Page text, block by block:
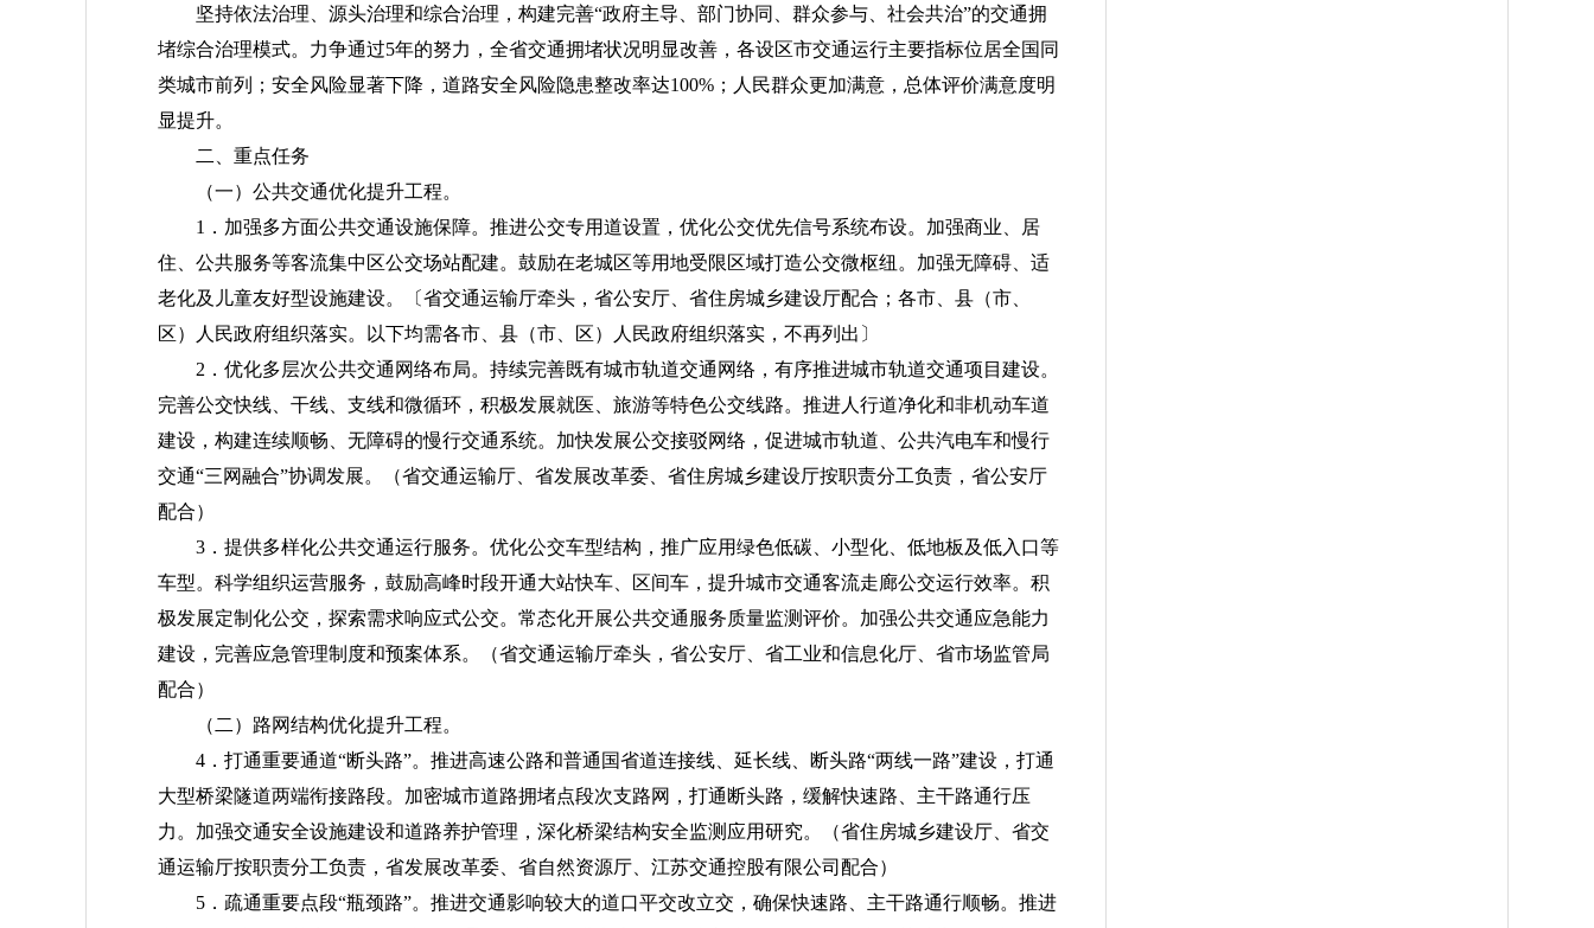
坚持依法治理、源头治理和综合治理，构建完善“政府主导、部门协同、群众参与、社会共治”的交通拥
堵综合治理模式。力争通过5年的努力，全省交通拥堵状况明显改善，各设区市交通运行主要指标位居全国同
类城市前列；安全风险显著下降，道路安全风险隐患整改率达100%；人民群众更加满意，总体评价满意度明
显提升。
二、重点任务
（一）公共交通优化提升工程。
1．加强多方面公共交通设施保障。推进公交专用道设置，优化公交优先信号系统布设。加强商业、居
住、公共服务等客流集中区公交场站配建。鼓励在老城区等用地受限区域打造公交微枢纽。加强无障碍、适
老化及儿童友好型设施建设。
〔省交通运输厅牵头，省公安厅、省住房城乡建设厅配合；各市、县（市、
区）人民政府组织落实。以下均需各市、县（市、区）人民政府组织落实，不再列出〕
2．优化多层次公共交通网络布局。持续完善既有城市轨道交通网络，有序推进城市轨道交通项目建设。
完善公交快线、干线、支线和微循环，积极发展就医、旅游等特色公交线路。推进人行道净化和非机动车道
建设，构建连续顺畅、无障碍的慢行交通系统。加快发展公交接驳网络，促进城市轨道、公共汽电车和慢行
交通“三网融合”协调发展。
（省交通运输厅、省发展改革委、省住房城乡建设厅按职责分工负责，省公安厅
配合）
3．提供多样化公共交通运行服务。优化公交车型结构，推广应用绿色低碳、小型化、低地板及低入口等
车型。科学组织运营服务，鼓励高峰时段开通大站快车、区间车，提升城市交通客流走廊公交运行效率。积
极发展定制化公交，探索需求响应式公交。常态化开展公共交通服务质量监测评价。加强公共交通应急能力
建设，完善应急管理制度和预案体系。
（省交通运输厅牵头，省公安厅、省工业和信息化厅、省市场监管局
配合）
（二）路网结构优化提升工程。
4．打通重要通道“断头路”。推进高速公路和普通国省道连接线、延长线、断头路“两线一路”建设，打通
大型桥梁隧道两端衔接路段。加密城市道路拥堵点段次支路网，打通断头路，缓解快速路、主干路通行压
力。加强交通安全设施建设和道路养护管理，深化桥梁结构安全监测应用研究。
（省住房城乡建设厅、省交
通运输厅按职责分工负责，省发展改革委、省自然资源厅、江苏交通控股有限公司配合）
5．疏通重要点段“瓶颈路”。推进交通影响较大的道口平交改立交，确保快速路、主干路通行顺畅。推进